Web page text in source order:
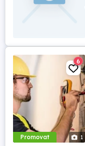
Promovat 1
6